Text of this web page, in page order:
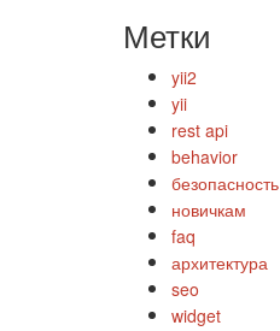
Метки
yii2
yii
rest api
behavior
безопасность
новичкам
faq
архитектура
seo
widget